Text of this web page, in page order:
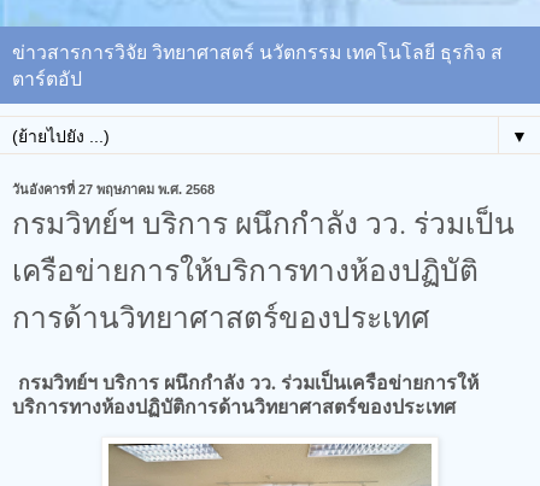
ข่าวสารการวิจัย วิทยาศาสตร์ นวัตกรรม เทคโนโลยี ธุรกิจ ส
ตาร์ตอัป
▼
วันอังคารที่ 27 พฤษภาคม พ.ศ. 2568
กรมวิทย์ฯ บริการ ผนึกกำลัง วว. ร่วมเป็น
เครือข่ายการให้บริการทางห้องปฏิบัติ
การด้านวิทยาศาสตร์ของประเทศ
กรมวิทย์ฯ บริการ ผนึกกำลัง วว. ร่วมเป็นเครือข่ายการให้
บริการทางห้องปฏิบัติการด้านวิทยาศาสตร์ของประเทศ